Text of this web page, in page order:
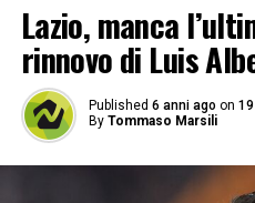
Lazio, manca
rinnovo di Luis
Published 6 anni ago on
By Tommaso Marsili